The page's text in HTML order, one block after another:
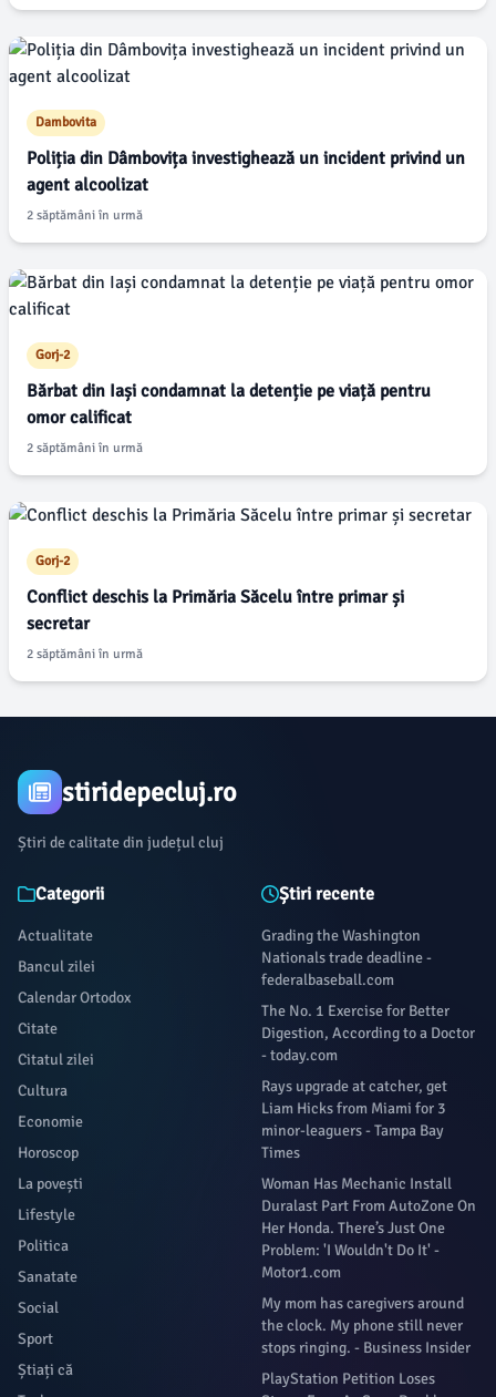
Dambovita
Poliția din Dâmbovița investighează un incident privind un
agent alcoolizat
2 săptămâni în urmă
Gorj-2
Bărbat din Iași condamnat la detenție pe viață pentru
omor calificat
2 săptămâni în urmă
Gorj-2
Conflict deschis la Primăria Săcelu între primar și
secretar
2 săptămâni în urmă
stiridepecluj.ro
Știri de calitate din județul cluj
Categorii
Actualitate
Bancul zilei
Calendar Ortodox
Citate
Citatul zilei
Cultura
Economie
Horoscop
La povești
Lifestyle
Politica
Sanatate
Social
Sport
Știați că
Știri recente
Grading the Washington
Nationals trade deadline -
federalbaseball.com
The No. 1 Exercise for Better
Digestion, According to a Doctor
- today.com
Rays upgrade at catcher, get
Liam Hicks from Miami for 3
minor-leaguers - Tampa Bay
Times
Woman Has Mechanic Install
Duralast Part From AutoZone On
Her Honda. There’s Just One
Problem: 'I Wouldn't Do It' -
Motor1.com
My mom has caregivers around
the clock. My phone still never
stops ringing. - Business Insider
PlayStation Petition Loses